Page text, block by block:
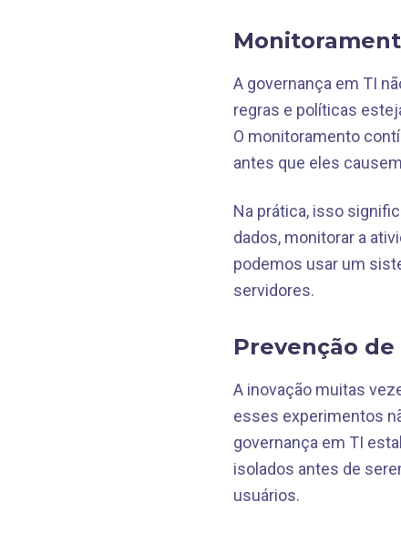
A governança em TI
regras e políticas
O monitoramento
antes que eles
Na prática, isso
dados, monitorar a
podemos usar um
servidores.
Prevenção
A inovação muitas
esses experimentos
governança em TI
isolados antes de
usuários.